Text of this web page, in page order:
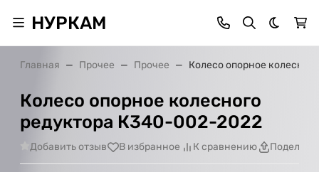
НУРКАМ Темная
Главная Прочее Прочее Колесо опорное
Колесо опорное колесного
редуктора К340-002-2022
Добавить отзыв В избранное К сравнению